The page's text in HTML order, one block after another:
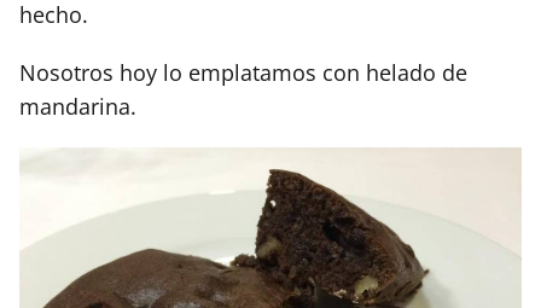
hecho.
Nosotros hoy lo emplatamos con helado de
mandarina.